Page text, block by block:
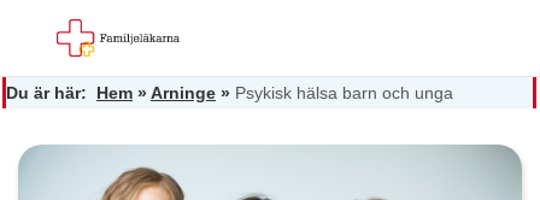
Du är här: Hem »Arninge » Psykisk hälsa barn och unga